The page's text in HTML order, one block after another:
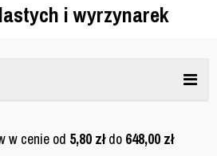
i wyrzynarek
w cenie od 5,80 złdo 648,00 zł